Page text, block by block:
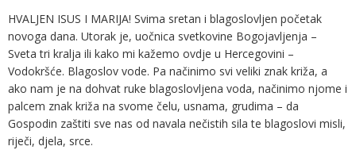
HVALJEN ISUS I MARIJA! Svima sretan i blagoslovljen početak
novoga dana. Utorak je, uočnica svetkovine Bogojavljenja –
Sveta tri kralja ili kako mi kažemo ovdje u Hercegovini –
Vodokršće. Blagoslov vode. Pa načinimo svi veliki znak križa, a
ako nam je na dohvat ruke blagoslovljena voda, načinimo njome i
palcem znak križa na svome čelu, usnama, grudima – da
Gospodin zaštiti sve nas od navala nečistih sila te blagoslovi misli,
riječi, djela, srce.